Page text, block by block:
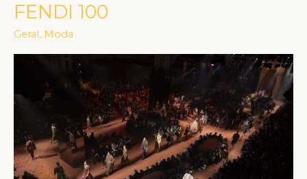
FENDI 100
Geral , Moda
FENDI